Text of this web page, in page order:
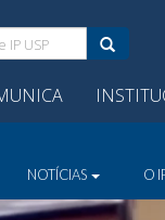
NOTÍCIAS O